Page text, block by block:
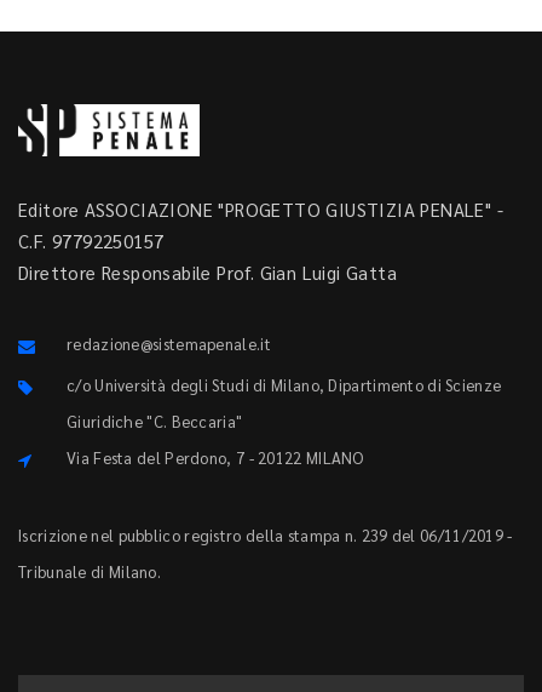
Editore ASSOCIAZIONE "PROGETTO GIUSTIZIA PENALE" -
C.F. 97792250157
Direttore Responsabile Prof. Gian Luigi Gatta
redazione@sistemapenale.it
c/o Università degli Studi di Milano, Dipartimento di Scienze
Giuridiche "C. Beccaria"
Via Festa del Perdono, 7 - 20122 MILANO
Iscrizione nel pubblico registro della stampa n. 239 del 06/11/2019 -
Tribunale di Milano.